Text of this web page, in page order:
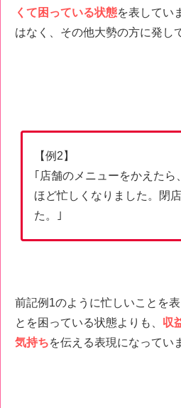
くて困っている状態を表してい
はなく、その他大勢の方に発し
【例2】
｢店舗のメニューをかえたら
ほど忙しくなりました。閉
た。｣
前記例1のように忙しいことを
とを困っている状態よりも、 収
気持ちを伝える表現になってい